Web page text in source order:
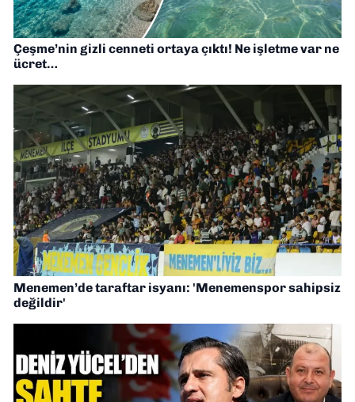
Çeşme’nin gizli cenneti ortaya çıktı! Ne işletme var ne
ücret…
Menemen’de taraftar isyanı: 'Menemenspor sahipsiz
değildir'